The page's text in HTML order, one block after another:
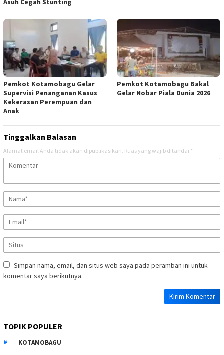
Pemkot Kotamobagu Gelar
Supervisi Penanganan Kasus
Kekerasan Perempuan dan
Anak
Pemkot Kotamobagu Bakal
Gelar Nobar Piala Dunia 2026
Tinggalkan Balasan
Alamat email Anda tidak akan dipublikasikan. Ruas yang wajib ditandai *
Simpan nama, email, dan situs web saya pada peramban ini untuk
komentar saya berikutnya.
TOPIK POPULER
KOTAMOBAGU